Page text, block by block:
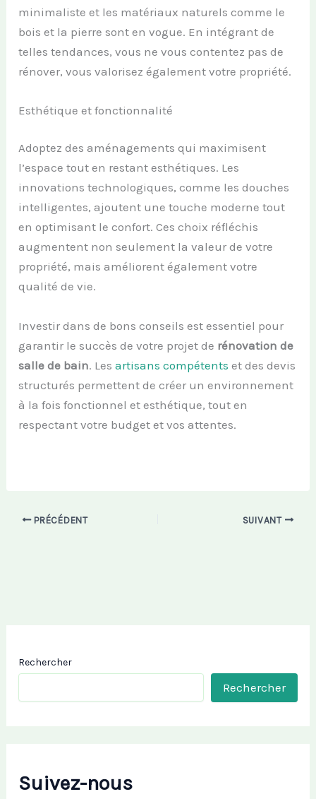
minimaliste et les matériaux naturels comme le
bois et la pierre sont en vogue. En intégrant de
telles tendances, vous ne vous contentez pas de
rénover, vous valorisez également votre propriété.
Esthétique et fonctionnalité
Adoptez des aménagements qui maximisent
l’espace tout en restant esthétiques. Les
innovations technologiques, comme les douches
intelligentes, ajoutent une touche moderne tout
en optimisant le confort. Ces choix réfléchis
augmentent non seulement la valeur de votre
propriété, mais améliorent également votre
qualité de vie.
Investir dans de bons conseils est essentiel pour
garantir le succès de votre projet de rénovation de
salle de bain. Lesartisans compétents et des devis
structurés permettent de créer un environnement
à la fois fonctionnel et esthétique, tout en
respectant votre budget et vos attentes.
PRÉCÉDENT SUIVANT
Rechercher
Rechercher
Suivez-nous